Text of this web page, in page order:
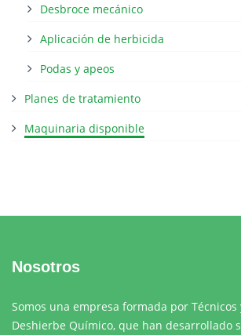
Desbroce mecánico
Aplicación de herbicida
Podas y apeos
Planes de tratamiento
Maquinaria disponible
Nosotros
Somos una empresa formada por
Deshierbe Químico, que han desarrollado